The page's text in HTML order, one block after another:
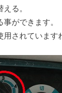
る。
ができます。
されています